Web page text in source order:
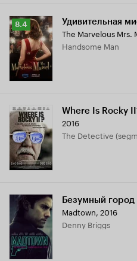
Рейтинг
Кинопоиска
8.4
8.4 Удивительная
The Marvelous Mrs.
Handsome Man
Where Is Rocky
2016
The Detective
Безумный город
Madtown, 2016
Denny Briggs